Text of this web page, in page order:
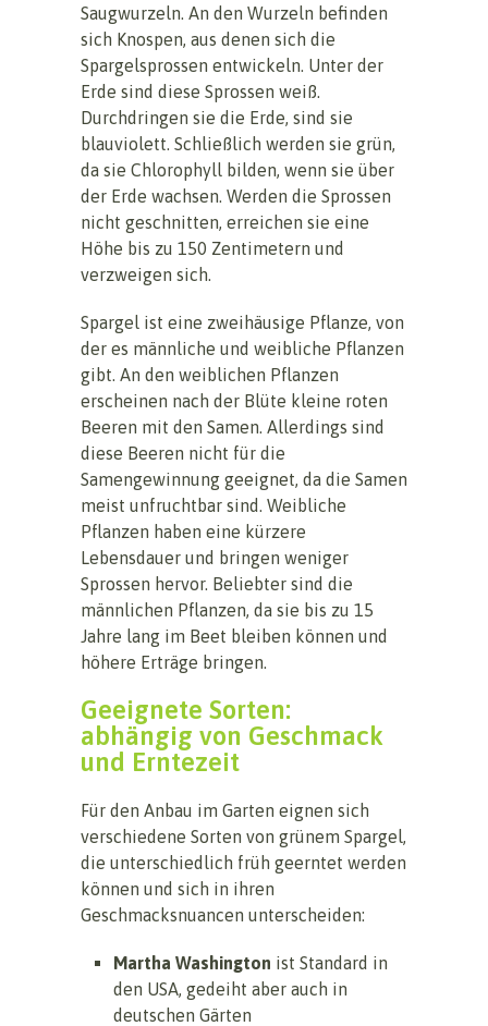
Saugwurzeln. An den Wurzeln befinden
sich Knospen, aus denen sich die
Spargelsprossen entwickeln. Unter der
Erde sind diese Sprossen weiß.
Durchdringen sie die Erde, sind sie
blauviolett. Schließlich werden sie grün,
da sie Chlorophyll bilden, wenn sie über
der Erde wachsen. Werden die Sprossen
nicht geschnitten, erreichen sie eine
Höhe bis zu 150 Zentimetern und
verzweigen sich.
Spargel ist eine zweihäusige Pflanze, von
der es männliche und weibliche Pflanzen
gibt. An den weiblichen Pflanzen
erscheinen nach der Blüte kleine roten
Beeren mit den Samen. Allerdings sind
diese Beeren nicht für die
Samengewinnung geeignet, da die Samen
meist unfruchtbar sind. Weibliche
Pflanzen haben eine kürzere
Lebensdauer und bringen weniger
Sprossen hervor. Beliebter sind die
männlichen Pflanzen, da sie bis zu 15
Jahre lang im Beet bleiben können und
höhere Erträge bringen.
Geeignete Sorten:
abhängig von Geschmack
und Erntezeit
Für den Anbau im Garten eignen sich
verschiedene Sorten von grünem Spargel,
die unterschiedlich früh geerntet werden
können und sich in ihren
Geschmacksnuancen unterscheiden:
Martha Washington ist Standard in
den USA, gedeiht aber auch in
deutschen Gärten